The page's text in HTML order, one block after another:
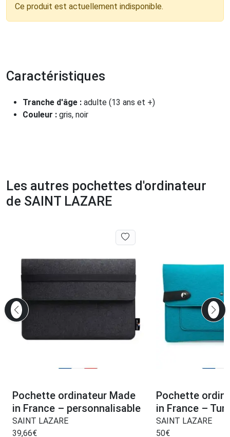
Ce produit est actuellement indisponible.
Caractéristiques
Tranche d'âge : adulte (13 ans et +)
Couleur : gris, noir
Les autres pochettes d'ordinateur
de SAINT LAZARE
Pochette ordinateur Made
in France – personnalisable
SAINT LAZARE
39,66€
Pochette
in France –
SAINT LAZARE
50€